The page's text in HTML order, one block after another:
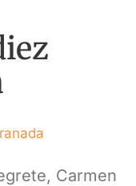
Carmen